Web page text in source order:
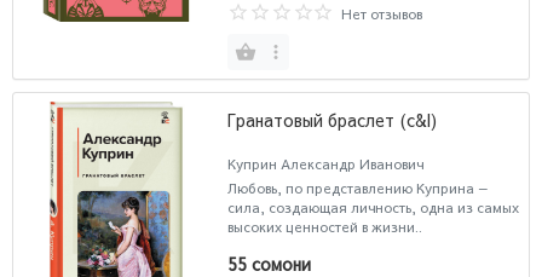
Нет отзывов
Гранатовый браслет (c&l)
Куприн Александр Иванович
Любовь, по представлению Куприна —
сила, создающая личность, одна из самых
высоких ценностей в жизни..
55 сомони